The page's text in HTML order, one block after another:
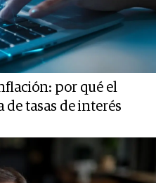
por qué el
de tasas de interés